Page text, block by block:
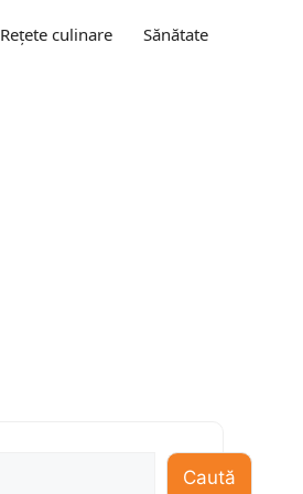
Rețete culinare Sănătate
Caută